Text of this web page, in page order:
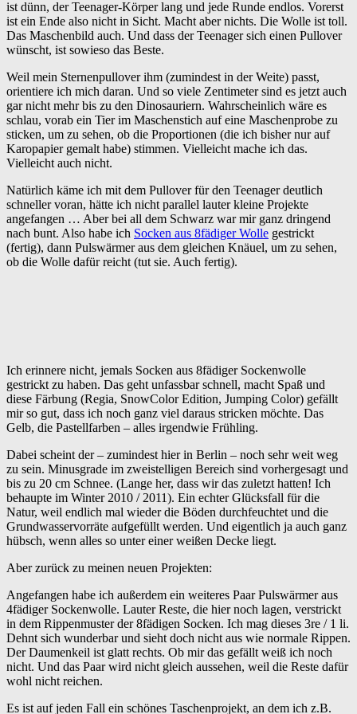
ist dünn, der Teenager-Körper lang und jede Runde endlos. Vorerst
ist ein Ende also nicht in Sicht. Macht aber nichts. Die Wolle ist toll.
Das Maschenbild auch. Und dass der Teenager sich einen Pullover
wünscht, ist sowieso das Beste.
Weil mein Sternenpullover ihm (zumindest in der Weite) passt,
orientiere ich mich daran. Und so viele Zentimeter sind es jetzt auch
gar nicht mehr bis zu den Dinosauriern. Wahrscheinlich wäre es
schlau, vorab ein Tier im Maschenstich auf eine Maschenprobe zu
sticken, um zu sehen, ob die Proportionen (die ich bisher nur auf
Karopapier gemalt habe) stimmen. Vielleicht mache ich das.
Vielleicht auch nicht.
Natürlich käme ich mit dem Pullover für den Teenager deutlich
schneller voran, hätte ich nicht parallel lauter kleine Projekte
angefangen … Aber bei all dem Schwarz war mir ganz dringend
nach bunt. Also habe ich Socken aus 8fädiger Wolle gestrickt
(fertig), dann Pulswärmer aus dem gleichen Knäuel, um zu sehen,
ob die Wolle dafür reicht (tut sie. Auch fertig).
Ich erinnere nicht, jemals Socken aus 8fädiger Sockenwolle
gestrickt zu haben. Das geht unfassbar schnell, macht Spaß und
diese Färbung (Regia, SnowColor Edition, Jumping Color) gefällt
mir so gut, dass ich noch ganz viel daraus stricken möchte. Das
Gelb, die Pastellfarben – alles irgendwie Frühling.
Dabei scheint der – zumindest hier in Berlin – noch sehr weit weg
zu sein. Minusgrade im zweistelligen Bereich sind vorhergesagt und
bis zu 20 cm Schnee. (Lange her, dass wir das zuletzt hatten! Ich
behaupte im Winter 2010 / 2011). Ein echter Glücksfall für die
Natur, weil endlich mal wieder die Böden durchfeuchtet und die
Grundwasservorräte aufgefüllt werden. Und eigentlich ja auch ganz
hübsch, wenn alles so unter einer weißen Decke liegt.
Aber zurück zu meinen neuen Projekten:
Angefangen habe ich außerdem ein weiteres Paar Pulswärmer aus
4fädiger Sockenwolle. Lauter Reste, die hier noch lagen, verstrickt
in dem Rippenmuster der 8fädigen Socken. Ich mag dieses 3re / 1 li.
Dehnt sich wunderbar und sieht doch nicht aus wie normale Rippen.
Der Daumenkeil ist glatt rechts. Ob mir das gefällt weiß ich noch
nicht. Und das Paar wird nicht gleich aussehen, weil die Reste dafür
wohl nicht reichen.
Es ist auf jeden Fall ein schönes Taschenprojekt, an dem ich z.B.